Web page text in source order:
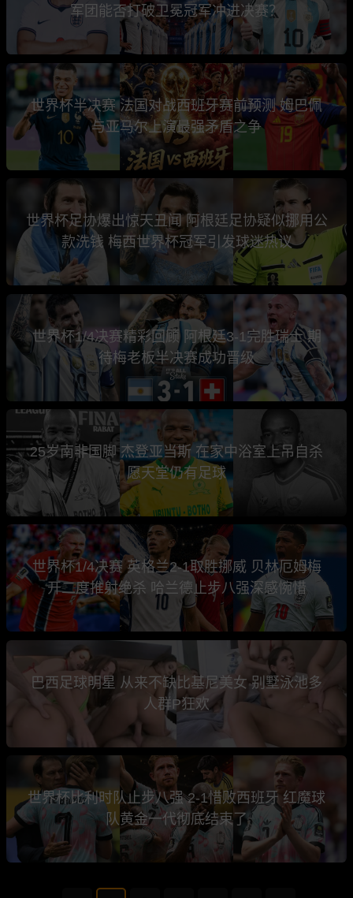
军团能否打破卫冕冠军冲进决赛？
世界杯半决赛 法国对战西班牙赛前预测 姆巴佩
与亚马尔上演最强矛盾之争
世界杯足协爆出惊天丑闻 阿根廷足协疑似挪用公
款洗钱 梅西世界杯冠军引发球迷热议
世界杯1/4决赛精彩回顾 阿根廷3-1完胜瑞士 期
待梅老板半决赛成功晋级
25岁南非国脚 杰登亚当斯 在家中浴室上吊自杀
愿天堂仍有足球
世界杯1/4决赛 英格兰2-1取胜挪威 贝林厄姆梅
开二度推射绝杀 哈兰德止步八强深感惋惜
巴西足球明星 从来不缺比基尼美女 别墅泳池多
人群P狂欢
世界杯比利时队止步八强 2-1惜败西班牙 红魔球
队黄金一代彻底结束了